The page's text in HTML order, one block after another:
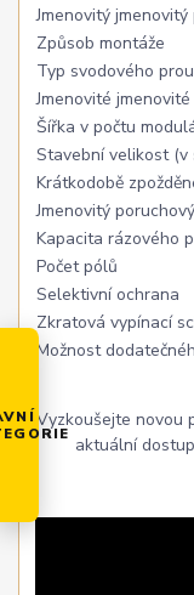
Jmenovitý jmenovitý
Způsob montáže
Typ svodového
Jmenovité
Šířka v počtu
Stavební velikost (v
Krátkodobě
Jmenovitý
Kapacita rázového
Počet pólů
Selektivní ochrana
Zkratová vypínací
Možnost
Vyzkoušejte novou
aktuální